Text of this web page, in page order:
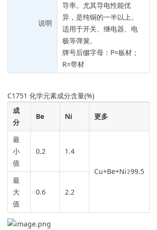
说明
导率。尤其导电性能优
异，是纯铜的一半以上。
适用于开关、继电器、电
极等弹簧。
牌号后缀字母：P=板材；
R=带材
C1751 化学元素成分含量(%)
成
分
Be Ni 更多
最
小
值
0.2 1.4
Cu+Be+Ni≥99.5
最
大
值
0.6 2.2